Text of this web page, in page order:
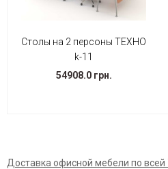
Столы на 2 персоны ТЕХНО
k-11
54908.0 грн.
Доставка офисной мебели по всей